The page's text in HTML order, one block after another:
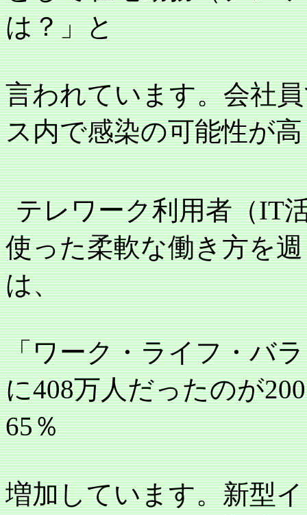
は？」と
言われています。会社
ス内で感染の可能性が
テレワーク利用者（IT
使った柔軟な働き方を
は、
「ワーク・ライフ・バ
に408万人だったのが
65％
増加しています。新型